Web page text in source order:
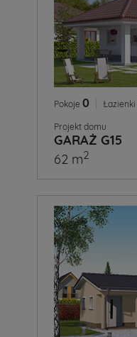
Pokoje 0 Łazienki
Projekt domu
GARAŻ G15
62 m2